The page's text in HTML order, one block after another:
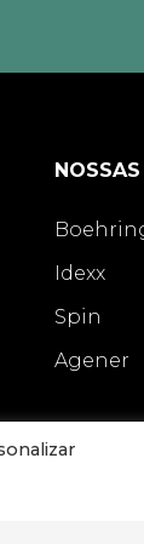
Idexx
Spin
Agener